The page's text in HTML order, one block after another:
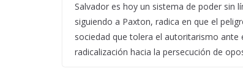
Salvador es hoy un sistema de poder sin
siguiendo a Paxton, radica en que el
sociedad que tolera el autoritarismo ante
radicalización hacia la persecución de